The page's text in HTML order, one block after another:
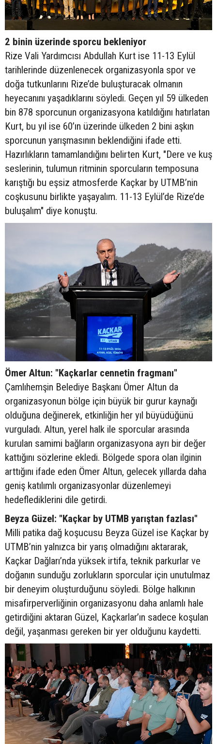
2 binin üzerinde sporcu bekleniyor
Rize Vali Yardımcısı Abdullah Kurt ise 11-13 Eylül
tarihlerinde düzenlenecek organizasyonla spor ve
doğa tutkunlarını Rize’de buluşturacak olmanın
heyecanını yaşadıklarını söyledi. Geçen yıl 59 ülkeden
bin 878 sporcunun organizasyona katıldığını hatırlatan
Kurt, bu yıl ise 60’ın üzerinde ülkeden 2 bini aşkın
sporcunun yarışmasının beklendiğini ifade etti.
Hazırlıkların tamamlandığını belirten Kurt, "Dere ve kuş
seslerinin, tulumun ritminin sporcuların temposuna
karıştığı bu eşsiz atmosferde Kaçkar by UTMB’nin
coşkusunu birlikte yaşayalım. 11-13 Eylül’de Rize’de
buluşalım" diye konuştu.
Ömer Altun: "Kaçkarlar cennetin fragmanı"
Çamlıhemşin Belediye Başkanı Ömer Altun da
organizasyonun bölge için büyük bir gurur kaynağı
olduğuna değinerek, etkinliğin her yıl büyüdüğünü
vurguladı. Altun, yerel halk ile sporcular arasında
kurulan samimi bağların organizasyona ayrı bir değer
kattığını sözlerine ekledi. Bölgede spora olan ilginin
arttığını ifade eden Ömer Altun, gelecek yıllarda daha
geniş katılımlı organizasyonlar düzenlemeyi
hedeflediklerini dile getirdi.
Beyza Güzel: "Kaçkar by UTMB yarıştan fazlası"
Milli patika dağ koşucusu Beyza Güzel ise Kaçkar by
UTMB’nin yalnızca bir yarış olmadığını aktararak,
Kaçkar Dağları’nda yüksek irtifa, teknik parkurlar ve
doğanın sunduğu zorlukların sporcular için unutulmaz
bir deneyim oluşturduğunu söyledi. Bölge halkının
misafirperverliğinin organizasyonu daha anlamlı hale
getirdiğini aktaran Güzel, Kaçkarlar’ın sadece koşulan
değil, yaşanması gereken bir yer olduğunu kaydetti.